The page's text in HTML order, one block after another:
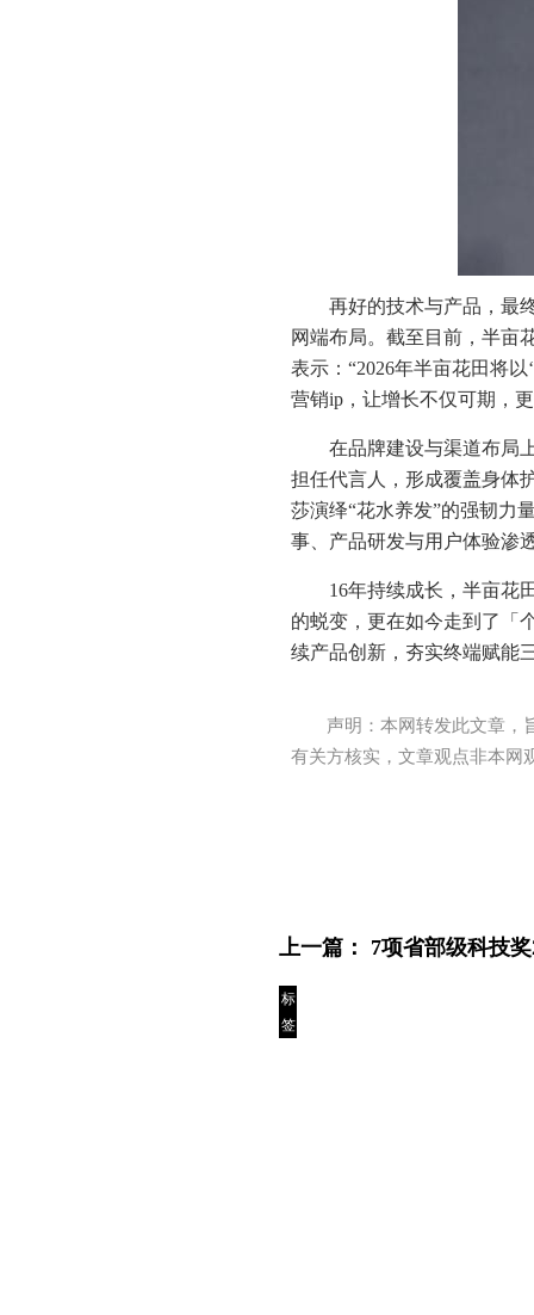
再好的技术与产品，最
网端布局。截至目前，半亩
表示：“2026年半亩花田将
营销ip，让增长不仅可期，
在品牌建设与渠道布局
担任代言人，形成覆盖身体
莎演绎“花水养发”的强韧力
事、产品研发与用户体验渗
16年持续成长，半亩花
的蜕变，更在如今走到了「
续产品创新，夯实终端赋能
声明：本网转发此文章，
有关方核实，文章观点非本网
上一篇： 7项省部级科技
标
签